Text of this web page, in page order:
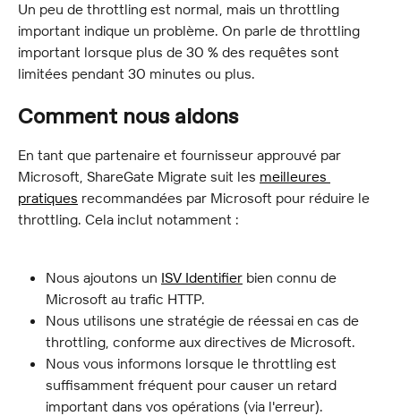
Un peu de throttling est normal, mais un throttling
important indique un problème. On parle de throttling
important lorsque plus de 30 % des requêtes sont
limitées pendant 30 minutes ou plus.
Comment nous aidons
En tant que partenaire et fournisseur approuvé par
Microsoft, ShareGate Migrate suit les meilleures
pratiques recommandées par Microsoft pour réduire le
throttling. Cela inclut notamment :
Nous ajoutons un ISV Identifier bien connu de
Microsoft au trafic HTTP.
Nous utilisons une stratégie de réessai en cas de
throttling, conforme aux directives de Microsoft.
Nous vous informons lorsque le throttling est
suffisamment fréquent pour causer un retard
important dans vos opérations (via l'erreur).